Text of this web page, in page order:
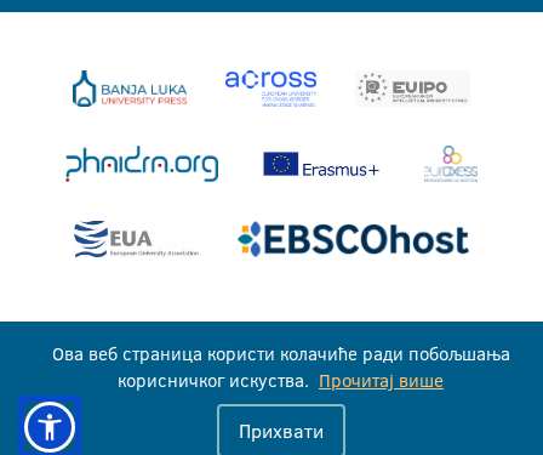
Универзитет у Бањој Луци © 2026
Сва права задржана
Ова веб страница користи колачиће ради побољшања
корисничког искуства. Прочитај више
Прихвати